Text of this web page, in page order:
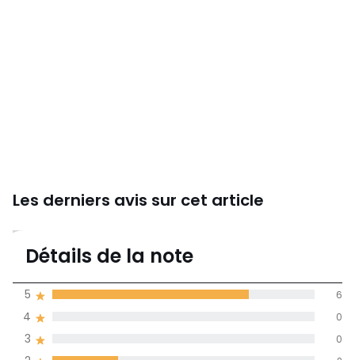
Les derniers avis sur cet article
4,3
de moyenne
obtenue sur
Détails de la note
3 0
4 0
5 6